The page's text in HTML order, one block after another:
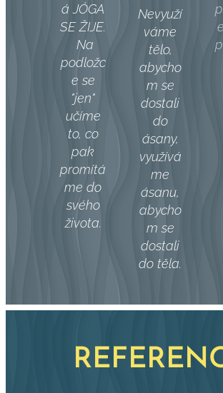
á JÓGA
SE ŽIJE.
Na
podložc
e se
"jen"
učíme
to, co
pak
promítá
me do
svého
života.
Nevyuží
váme
tělo,
abycho
m se
dostali
do
ásany,
využívá
me
ásanu,
abycho
m se
dostali
do těla.